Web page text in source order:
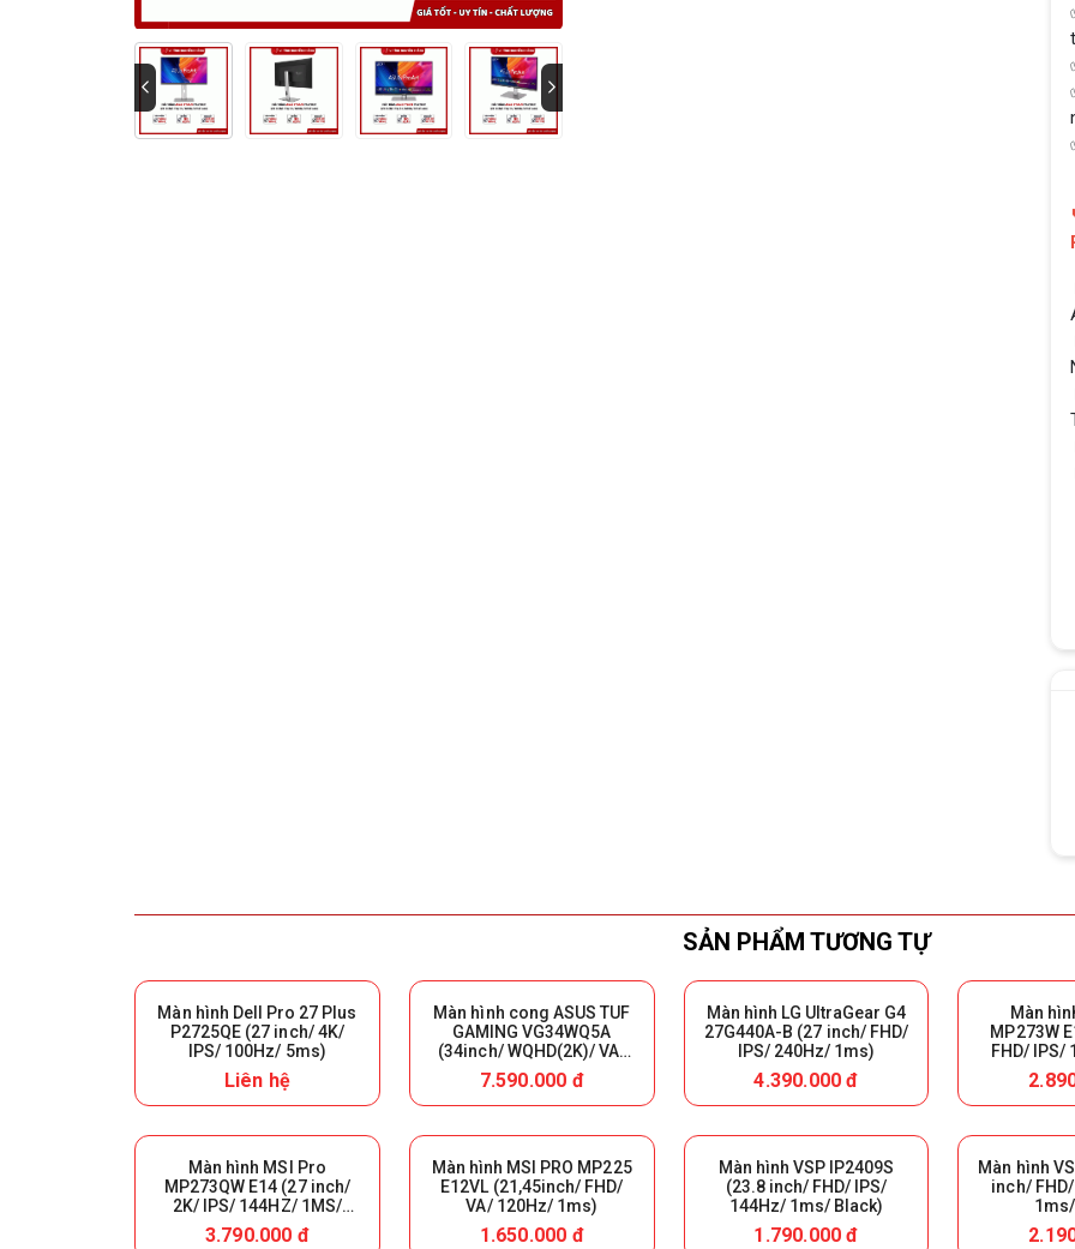
SẢN PHẨM TƯƠNG TỰ
Màn hình Dell Pro 27 Plus
P2725QE (27 inch/ 4K/
IPS/ 100Hz/ 5ms)
Liên hệ
Màn hình cong ASUS TUF
GAMING VG34WQ5A
(34inch/ WQHD(2K)/ VA/
200Hz/ 0.5ms/ 1500R)
7.590.000 đ
Màn hình LG UltraGear G4
27G440A-B (27 inch/ FHD/
IPS/ 240Hz/ 1ms)
4.390.000 đ
Màn
MP273W
FHD/ IPS/
Màu
Màn hình MSI Pro
MP273QW E14 (27 inch/
2K/ IPS/ 144HZ/ 1MS/
LOA)
3.790.000 đ
Màn hình MSI PRO MP225
E12VL (21,45inch/ FHD/
VA/ 120Hz/ 1ms)
1.650.000 đ
Màn hình VSP IP2409S
(23.8 inch/ FHD/ IPS/
144Hz/ 1ms/ Black)
1.790.000 đ
Màn hình
inch/